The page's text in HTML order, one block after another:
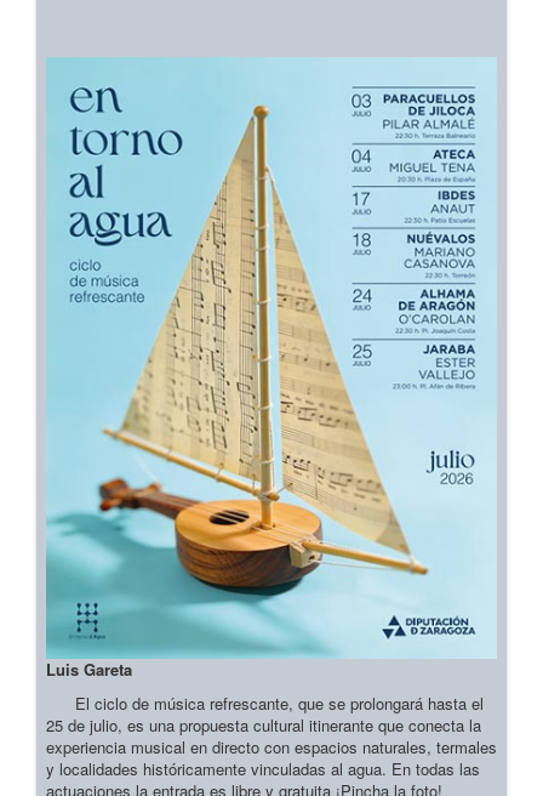
Luis Gareta
El ciclo de música refrescante, que se prolongará hasta el
25 de julio, es una propuesta cultural itinerante que conecta la
experiencia musical en directo con espacios naturales, termales
y localidades históricamente vinculadas al agua. En todas las
actuaciones la entrada es libre y gratuita ¡Pincha la foto!